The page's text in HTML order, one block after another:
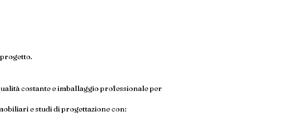
costante e imballaggio professionale per
e studi di progettazione con: